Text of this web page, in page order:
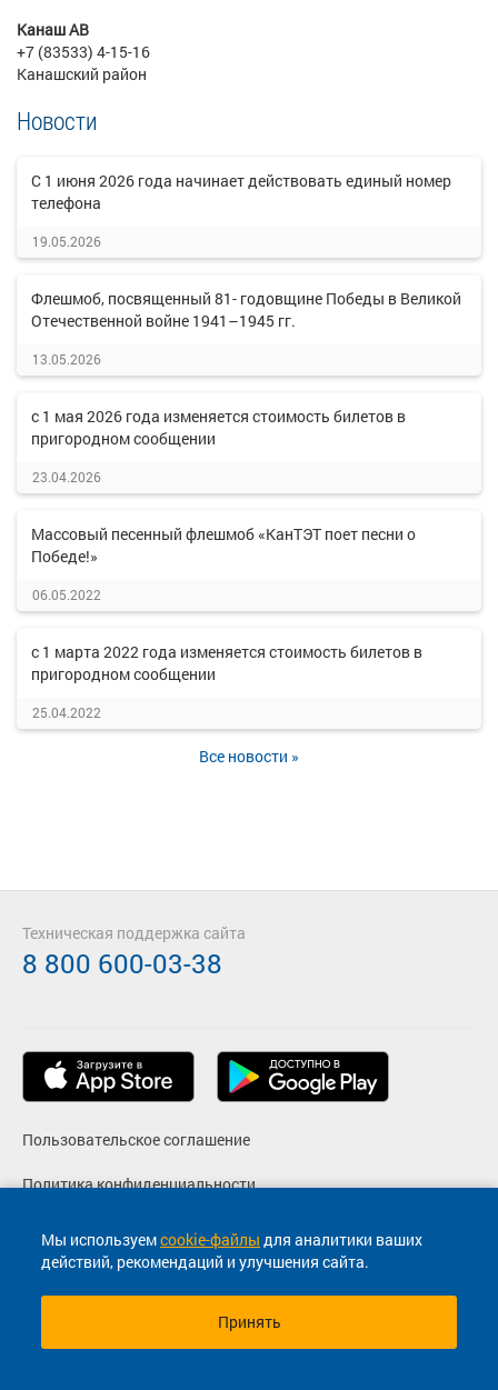
Канаш АВ
+7 (83533) 4-15-16
Канашский район
Новости
C 1 июня 2026 года начинает действовать единый номер
телефона
19.05.2026
Флешмоб, посвященный 81- годовщине Победы в Великой
Отечественной войне 1941–1945 гг.
13.05.2026
с 1 мая 2026 года изменяется стоимость билетов в
пригородном сообщении
23.04.2026
Массовый песенный флешмоб «КанТЭТ поет песни о
Победе!»
06.05.2022
с 1 марта 2022 года изменяется стоимость билетов в
пригородном сообщении
25.04.2022
Все новости »
Мы используемcookie-файлы для аналитики ваших
действий, рекомендаций и улучшения сайта.
Принять
Пользовательское соглашение
Политика конфиденциальности
Согласие на маркетинговые сообщения
Техническая поддержка сайта
8 800 600-03-38
© 2013-2026, ООО "Капитал"- Онлайн сервис продажи